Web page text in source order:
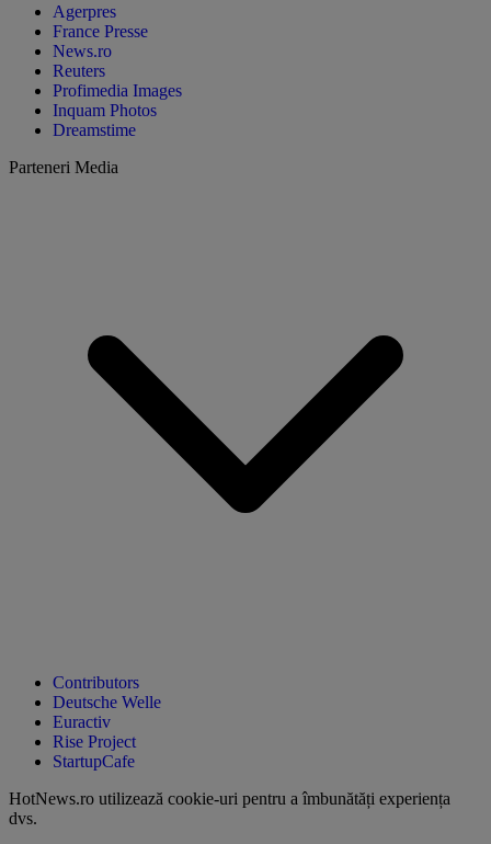
Agerpres
France Presse
News.ro
Reuters
Profimedia Images
Inquam Photos
Dreamstime
Parteneri Media
Contributors
Deutsche Welle
Euractiv
Rise Project
StartupCafe
HotNews.ro utilizează cookie-uri pentru a îmbunătăți experiența
dvs.